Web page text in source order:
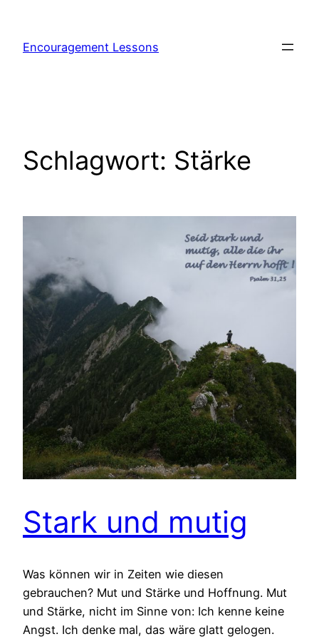
Encouragement Lessons
Schlagwort: Stärke
Stark und mutig
Was können wir in Zeiten wie diesen
gebrauchen? Mut und Stärke und Hoffnung. Mut
und Stärke, nicht im Sinne von: Ich kenne keine
Angst. Ich denke mal, das wäre glatt gelogen.